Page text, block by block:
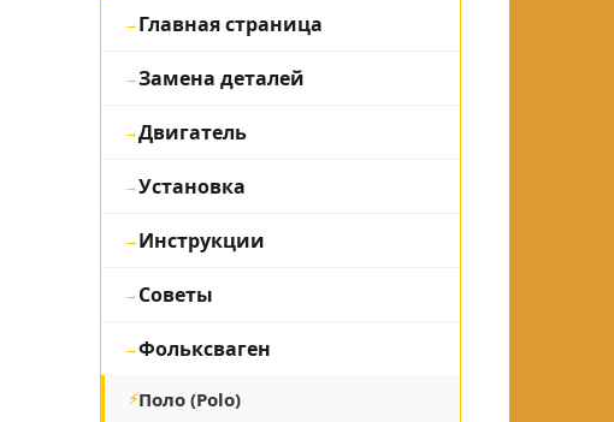
Главная страница
Замена деталей
Двигатель
Установка
Инструкции
Советы
Фольксваген
Поло (Polo)